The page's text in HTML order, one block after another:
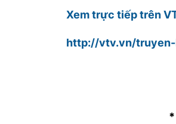
Xem trực tiếp trên
http://vtv.vn/
*